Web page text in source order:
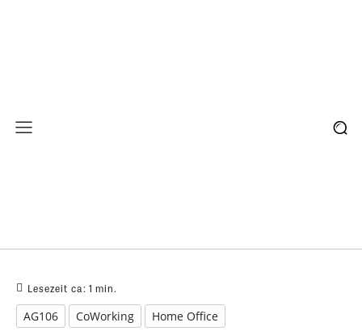
Lesezeit ca: 1 min.
AG106 CoWorking Home Office